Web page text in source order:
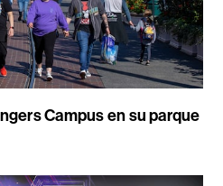
Campus en su parque